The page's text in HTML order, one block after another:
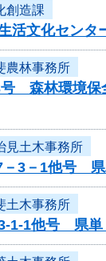
創造課
活文化セン
農林事務所
号 森林環境
見土木事務所
－3－1他号
土木事務所
3-1-1他号 県